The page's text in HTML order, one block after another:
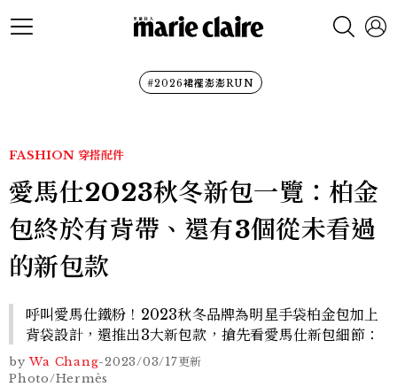
#2026裙襬澎澎RUN
FASHION 穿搭配件
愛馬仕2023秋冬新包一覽：柏金
包終於有背帶、還有3個從未看過
的新包款
呼叫愛馬仕鐵粉！2023秋冬品牌為明星手袋柏金包加上
背袋設計，還推出3大新包款，搶先看愛馬仕新包細節：
by Wa Chang-2023/03/17更新
Photo/Hermès